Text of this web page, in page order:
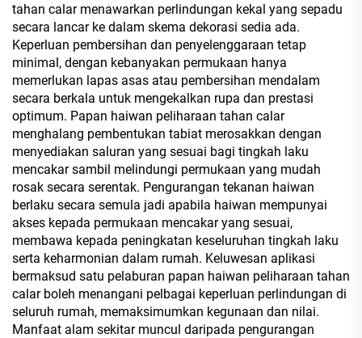
tahan calar menawarkan perlindungan kekal yang sepadu
secara lancar ke dalam skema dekorasi sedia ada.
Keperluan pembersihan dan penyelenggaraan tetap
minimal, dengan kebanyakan permukaan hanya
memerlukan lapas asas atau pembersihan mendalam
secara berkala untuk mengekalkan rupa dan prestasi
optimum. Papan haiwan peliharaan tahan calar
menghalang pembentukan tabiat merosakkan dengan
menyediakan saluran yang sesuai bagi tingkah laku
mencakar sambil melindungi permukaan yang mudah
rosak secara serentak. Pengurangan tekanan haiwan
berlaku secara semula jadi apabila haiwan mempunyai
akses kepada permukaan mencakar yang sesuai,
membawa kepada peningkatan keseluruhan tingkah laku
serta keharmonian dalam rumah. Keluwesan aplikasi
bermaksud satu pelaburan papan haiwan peliharaan tahan
calar boleh menangani pelbagai keperluan perlindungan di
seluruh rumah, memaksimumkan kegunaan dan nilai.
Manfaat alam sekitar muncul daripada pengurangan